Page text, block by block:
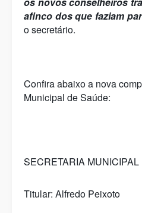
afinco dos que faziam
o secretário.
Confira abaixo a nova
Municipal de Saúde:
SECRETARIA
Titular: Alfredo Peixoto